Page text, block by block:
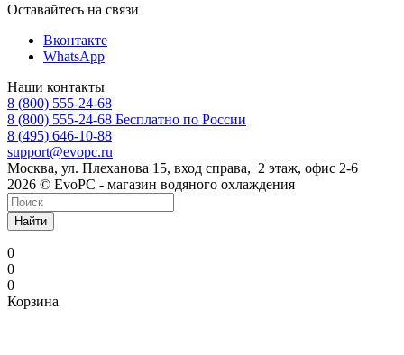
Оставайтесь на связи
Вконтакте
WhatsApp
Наши контакты
8 (800) 555-24-68
8 (800) 555-24-68 Бесплатно по России
8 (495) 646-10-88
support@evopc.ru
Москва, ул. Плеханова 15, вход справа, 2 этаж, офис 2-6
2026 © EvoPC - магазин водяного охлаждения
Найти
0
0
0
Корзина